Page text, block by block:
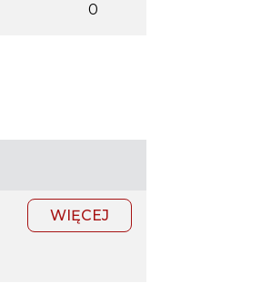
0
WIĘCEJ